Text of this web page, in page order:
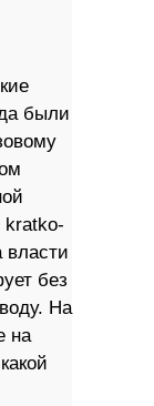
были
kratko-
власти
без
На
на